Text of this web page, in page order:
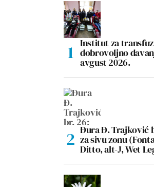
Institut za
dobrovoljno
avgust 2026.
Đura Đ. Trajković
za sivu zonu
Ditto, alt-J, Wet